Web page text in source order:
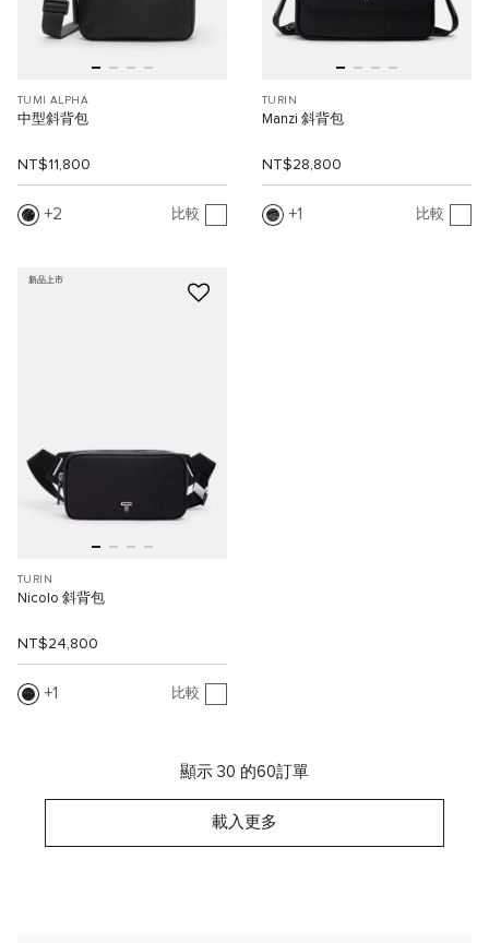
TUMI ALPHA
中型斜背包
NT$11,800
2 比較
TURIN
Manzi 斜背包
NT$28,800
1 比較
新品上市
TURIN
Nicolo 斜背包
NT$24,800
1 比較
顯示 30 的60訂單
載入更多